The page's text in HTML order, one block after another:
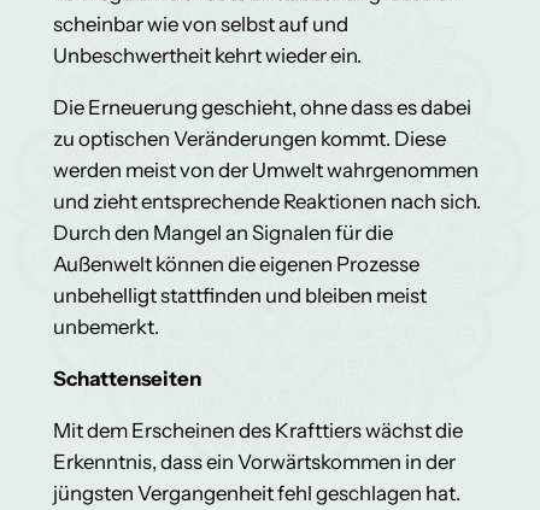
scheinbar wie von selbst auf und
Unbeschwertheit kehrt wieder ein.
Die Erneuerung geschieht, ohne dass es dabei
zu optischen Veränderungen kommt. Diese
werden meist von der Umwelt wahrgenommen
und zieht entsprechende Reaktionen nach sich.
Durch den Mangel an Signalen für die
Außenwelt können die eigenen Prozesse
unbehelligt stattfinden und bleiben meist
unbemerkt.
Schattenseiten
Mit dem Erscheinen des Krafttiers wächst die
Erkenntnis, dass ein Vorwärtskommen in der
jüngsten Vergangenheit fehl geschlagen hat.